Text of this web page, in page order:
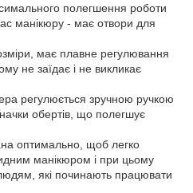
полегшення роботи
манікюру - має отвори для
має плавне регулювання
не заїдає і не викликає
регулюється зручною ручкою
обертів, що полегшує
оптимально, щоб легко
манікюром і при цьому
які починають працювати